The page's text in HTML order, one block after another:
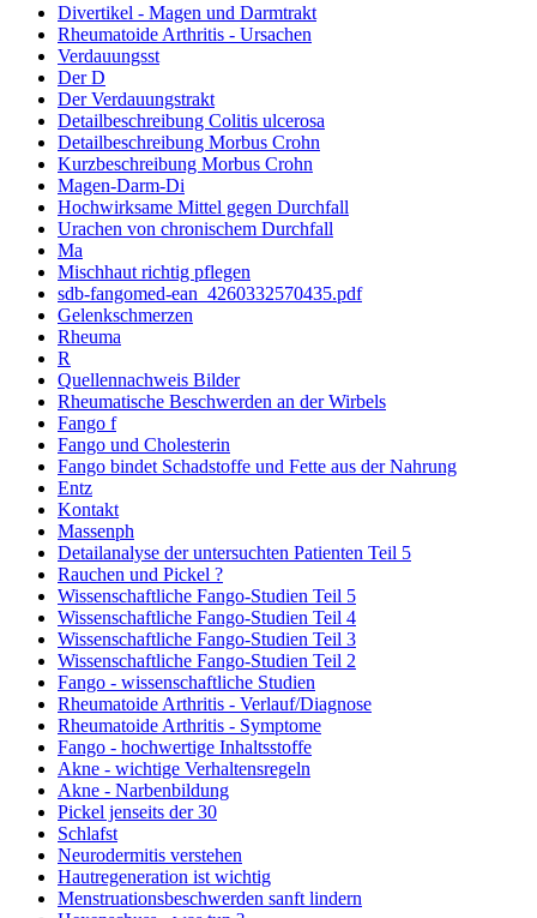
Divertikel - Magen und Darmtrakt
Rheumatoide Arthritis - Ursachen
Verdauungsst
Der D
Der Verdauungstrakt
Detailbeschreibung Colitis ulcerosa
Detailbeschreibung Morbus Crohn
Kurzbeschreibung Morbus Crohn
Magen-Darm-Di
Hochwirksame Mittel gegen Durchfall
Urachen von chronischem Durchfall
Ma
Mischhaut richtig pflegen
sdb-fangomed-ean_4260332570435.pdf
Gelenkschmerzen
Rheuma
R
Quellennachweis Bilder
Rheumatische Beschwerden an der Wirbels
Fango f
Fango und Cholesterin
Fango bindet Schadstoffe und Fette aus der Nahrung
Entz
Kontakt
Massenph
Detailanalyse der untersuchten Patienten Teil 5
Rauchen und Pickel ?
Wissenschaftliche Fango-Studien Teil 5
Wissenschaftliche Fango-Studien Teil 4
Wissenschaftliche Fango-Studien Teil 3
Wissenschaftliche Fango-Studien Teil 2
Fango - wissenschaftliche Studien
Rheumatoide Arthritis - Verlauf/Diagnose
Rheumatoide Arthritis - Symptome
Fango - hochwertige Inhaltsstoffe
Akne - wichtige Verhaltensregeln
Akne - Narbenbildung
Pickel jenseits der 30
Schlafst
Neurodermitis verstehen
Hautregeneration ist wichtig
Menstruationsbeschwerden sanft lindern